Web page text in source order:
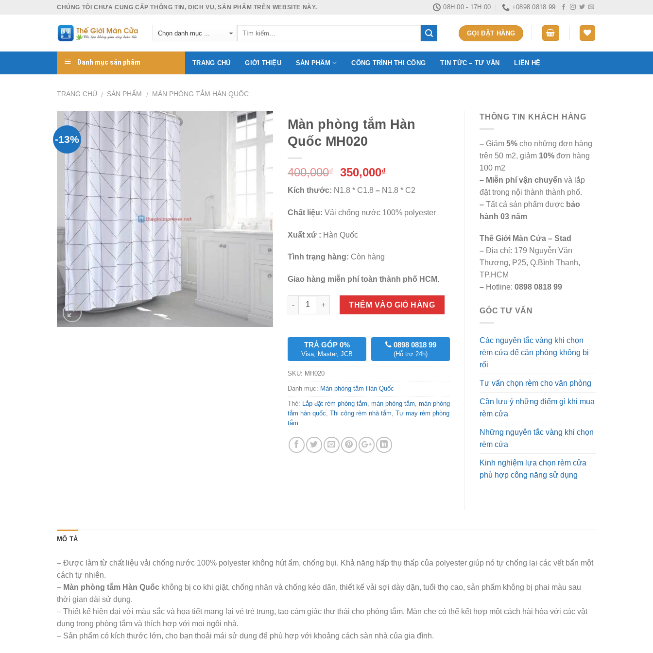
CHÚNG TÔI CHƯA CUNG CẤP THÔNG TIN, DỊCH VỤ, SẢN PHẨM TRÊN WEBSITE NÀY. 08H:00 - 17H:00 +0898 0818 99
GỌI ĐẶT HÀNG
Danh mục sản phẩm TRANG CHỦ GIỚI THIỆU SẢN PHẨM CÔNG TRÌNH THI CÔNG TIN TỨC – TƯ VẤN LIÊN HỆ
TRANG CHỦ / SẢN PHẨM / MÀN PHÒNG TẮM HÀN QUỐC
-13%
Wishlist
Màn phòng tắm Hàn
Quốc MH020
400,000₫
Giá
là:
400,000₫.
350,000₫Giá
tại
là:
350,000₫.
Kích thước: N1.8 * C1.8 – N1.8 * C2
Chất liệu: Vải chống nước 100% polyester
Xuất xứ : Hàn Quốc
Tình trạng hàng: Còn hàng
Giao hàng miễn phí toàn thành phố HCM.
Số lượng
THÊM VÀO GIỎ HÀNG
TRẢ GÓP 0%
Visa, Master, JCB
0898 0818 99
(Hỗ trợ 24h)
SKU: MH020
Danh mục: Màn phòng tắm Hàn Quốc
Thẻ: Lắp đặt rèm phòng tắm màn phòng tắm màn phòng
tắm hàn quốc Thi công rèm nhà tắm Tự may rèm phòng
tắm
THÔNG TIN KHÁCH HÀNG
– Giảm 5% cho những đơn hàng
trên 50 m2, giảm 10% đơn hàng
100 m2
– Miễn phí vận chuyển và lắp
đặt trong nội thành thành phố.
– Tất cả sản phẩm được bảo
hành 03 năm
Thế Giới Màn Cửa – Stad
– Địa chỉ: 179 Nguyễn Văn
Thương, P25, Q.Bình Thạnh,
TP.HCM
– Hotline: 0898 0818 99
GÓC TƯ VẤN
Các nguyên tắc vàng khi chọn
rèm cửa để căn phòng không bị
rối
Tư vấn chọn rèm cho văn phòng
Cần lưu ý những điểm gì khi mua
rèm cửa
Những nguyên tắc vàng khi chọn
rèm cửa
Kinh nghiệm lựa chọn rèm cửa
phù hợp công năng sử dụng
MÔ TẢ
– Được làm từ chất liệu vải chống nước 100% polyester không hút ẩm, chống bụi. Khả năng hấp thụ thấp của polyester giúp nó tự chống lại các vết bẩn một
cách tự nhiên.
– Màn phòng tắm Hàn Quốc không bị co khi giặt, chống nhăn và chống kéo dãn, thiết kế vải sợi dày dặn, tuổi thọ cao, sản phẩm không bị phai màu sau
thời gian dài sử dụng.
– Thiết kế hiện đại với màu sắc và họa tiết mang lại vẻ trẻ trung, tạo cảm giác thư thái cho phòng tắm. Màn che có thể kết hợp một cách hài hòa với các vật
dụng trong phòng tắm và thích hợp với mọi ngôi nhà.
– Sản phẩm có kích thước lớn, cho bạn thoải mái sử dụng để phù hợp với khoảng cách sàn nhà của gia đình.